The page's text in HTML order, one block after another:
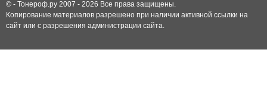
© - Тонероф.ру 2007 - 2026 Все права защищены.
Копирование материалов разрешено при наличии активной ссылки на
сайт или с разрешения администрации сайта.